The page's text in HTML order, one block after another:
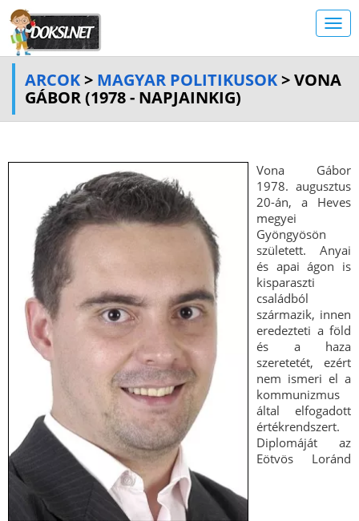
ARCOK> MAGYAR POLITIKUSOK> VONA
GÁBOR (1978 - NAPJAINKIG)
Vona Gábor
1978. augusztus
20-án, a Heves
megyei
Gyöngyösön
született. Anyai
és apai ágon is
kisparaszti
családból
származik, innen
eredezteti a föld
és a haza
szeretetét, ezért
nem ismeri el a
kommunizmus
által elfogadott
értékrendszert.
Diplomáját az
Eötvös Loránd